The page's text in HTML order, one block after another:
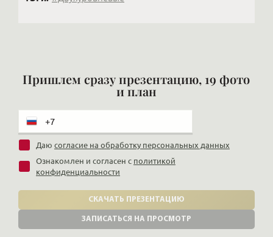
Пришлем сразу презентацию, 19 фото
и план
Даю согласие на обработку персональных данных
Ознакомлен и согласен с политикой
конфиденциальности
СКАЧАТЬ ПРЕЗЕНТАЦИЮ
ЗАПИСАТЬСЯ НА ПРОСМОТР